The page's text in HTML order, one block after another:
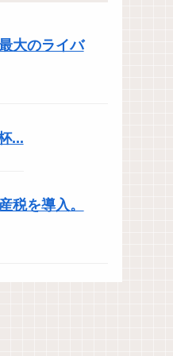
大のライバ
...
税を導入。